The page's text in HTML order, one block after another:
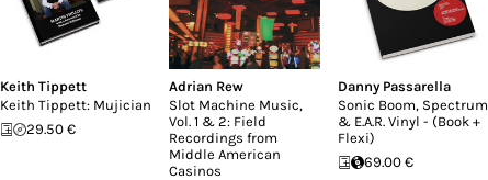
Keith Tippett
Keith Tippett: Mujician
29.50 €
Adrian Rew
Slot Machine Music,
Vol. 1 & 2: Field
Recordings from
Middle American
Casinos
Danny Passarella
Sonic Boom, Spectrum
& E.A.R. Vinyl - (Book +
Flexi)
69.00 €